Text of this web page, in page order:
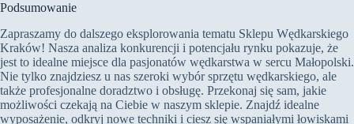
Podsumowanie
Zapraszamy do dalszego eksplorowania tematu Sklepu Wędkarskiego
Kraków! Nasza analiza konkurencji i potencjału rynku pokazuje, że
jest to idealne miejsce dla pasjonatów wędkarstwa w sercu Małopolski.
Nie tylko znajdziesz u nas szeroki wybór sprzętu wędkarskiego, ale
także profesjonalne doradztwo i obsługę. Przekonaj się sam, jakie
możliwości czekają na Ciebie w naszym sklepie. Znajdź idealne
wyposażenie, odkryj nowe techniki i ciesz się wspaniałymi łowiskami